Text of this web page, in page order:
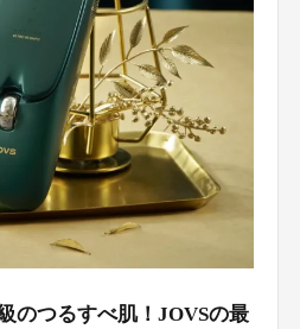
のつるすべ肌！JOVSの最